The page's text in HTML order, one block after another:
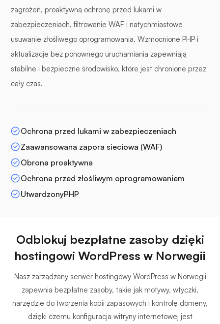
zagrożeń, proaktywną ochronę przed lukami w
zabezpieczeniach, filtrowanie WAF i natychmiastowe
usuwanie złośliwego oprogramowania. Wzmocnione PHP i
aktualizacje bez ponownego uruchamiania zapewniają
stabilne i bezpieczne środowisko, które jest chronione przez
cały czas.
Ochrona przed lukami w zabezpieczeniach
Zaawansowana zapora sieciowa (WAF)
Obrona proaktywna
Ochrona przed złośliwym oprogramowaniem
UtwardzonyPHP
Odblokuj bezpłatne zasoby dzięki
hostingowi WordPress w Norwegii
Nasz zarządzany serwer hostingowy WordPress w Norwegii
zapewnia bezpłatne zasoby, takie jak motywy, wtyczki,
narzędzie do tworzenia kopii zapasowych i kontrolę domeny,
dzięki czemu konfiguracja witryny internetowej jest